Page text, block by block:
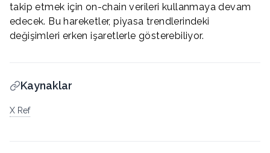
takip etmek için on-chain verileri kullanmaya devam
edecek. Bu hareketler, piyasa trendlerindeki
değişimleri erken işaretlerle gösterebiliyor.
Kaynaklar
X Ref